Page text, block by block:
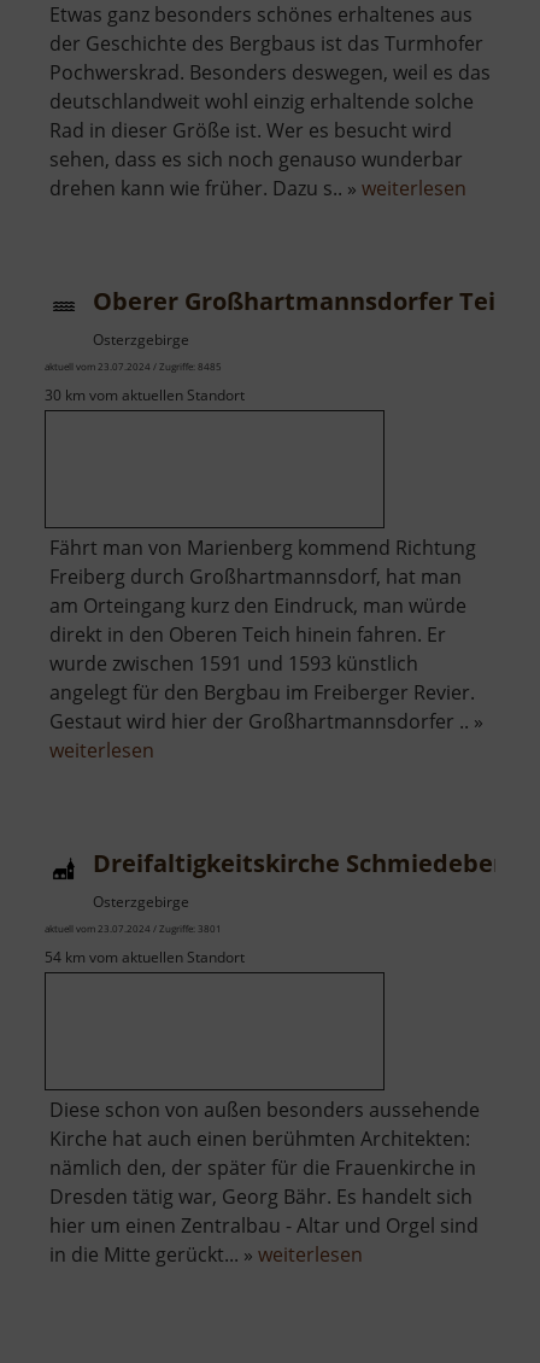
Etwas ganz besonders schönes erhaltenes aus
der Geschichte des Bergbaus ist das Turmhofer
Pochwerskrad. Besonders deswegen, weil es das
deutschlandweit wohl einzig erhaltende solche
Rad in dieser Größe ist. Wer es besucht wird
sehen, dass es sich noch genauso wunderbar
drehen kann wie früher. Dazu s.. » weiterlesen
Oberer Großhartmannsdorfer Teich
Osterzgebirge
aktuell vom 23.07.2024 / Zugriffe: 8485
30 km vom aktuellen Standort
Fährt man von Marienberg kommend Richtung
Freiberg durch Großhartmannsdorf, hat man
am Orteingang kurz den Eindruck, man würde
direkt in den Oberen Teich hinein fahren. Er
wurde zwischen 1591 und 1593 künstlich
angelegt für den Bergbau im Freiberger Revier.
Gestaut wird hier der Großhartmannsdorfer .. »
weiterlesen
Dreifaltigkeitskirche Schmiedeberg
Osterzgebirge
aktuell vom 23.07.2024 / Zugriffe: 3801
54 km vom aktuellen Standort
Diese schon von außen besonders aussehende
Kirche hat auch einen berühmten Architekten:
nämlich den, der später für die Frauenkirche in
Dresden tätig war, Georg Bähr. Es handelt sich
hier um einen Zentralbau - Altar und Orgel sind
in die Mitte gerückt... » weiterlesen